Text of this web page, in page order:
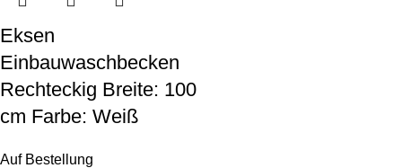
Eksen
Einbauwaschbecken
Rechteckig Breite: 100
cm Farbe: Weiß
Auf Bestellung